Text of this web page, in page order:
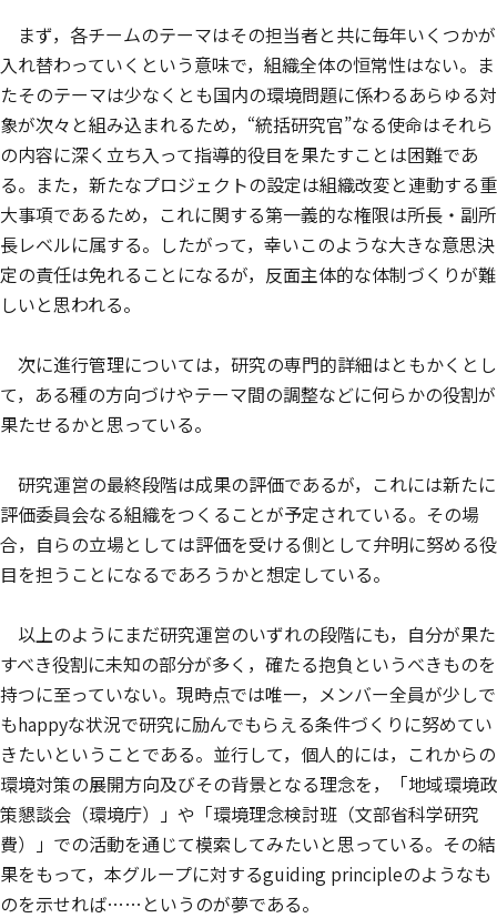
まず，各チームのテーマはその担当者と共に毎年いくつかが
入れ替わっていくという意味で，組織全体の恒常性はない。ま
たそのテーマは少なくとも国内の環境問題に係わるあらゆる対
象が次々と組み込まれるため，“統括研究官”なる使命はそれら
の内容に深く立ち入って指導的役目を果たすことは困難であ
る。また，新たなプロジェクトの設定は組織改変と連動する重
大事項であるため，これに関する第一義的な権限は所長・副所
長レベルに属する。したがって，幸いこのような大きな意思決
定の責任は免れることになるが，反面主体的な体制づくりが難
しいと思われる。
次に進行管理については，研究の専門的詳細はともかくとし
て，ある種の方向づけやテーマ間の調整などに何らかの役割が
果たせるかと思っている。
研究運営の最終段階は成果の評価であるが，これには新たに
評価委員会なる組織をつくることが予定されている。その場
合，自らの立場としては評価を受ける側として弁明に努める役
目を担うことになるであろうかと想定している。
以上のようにまだ研究運営のいずれの段階にも，自分が果た
すべき役割に未知の部分が多く，確たる抱負というべきものを
持つに至っていない。現時点では唯一，メンバー全員が少しで
もhappyな状況で研究に励んでもらえる条件づくりに努めてい
きたいということである。並行して，個人的には，これからの
環境対策の展開方向及びその背景となる理念を，「地域環境政
策懇談会（環境庁）」や「環境理念検討班（文部省科学研究
費）」での活動を通じて模索してみたいと思っている。その結
果をもって，本グループに対するguiding principleのようなも
のを示せれば……というのが夢である。